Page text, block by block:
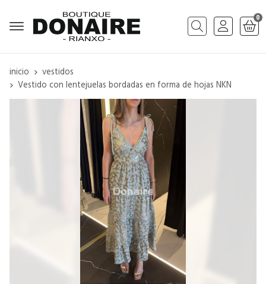
Buscar
0
inicio
vestidos
Vestido con lentejuelas bordadas en forma de hojas NKN